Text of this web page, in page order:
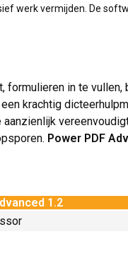
werk vermijden. De
formulieren in te vullen,
krachtig
Power PDF
1.2